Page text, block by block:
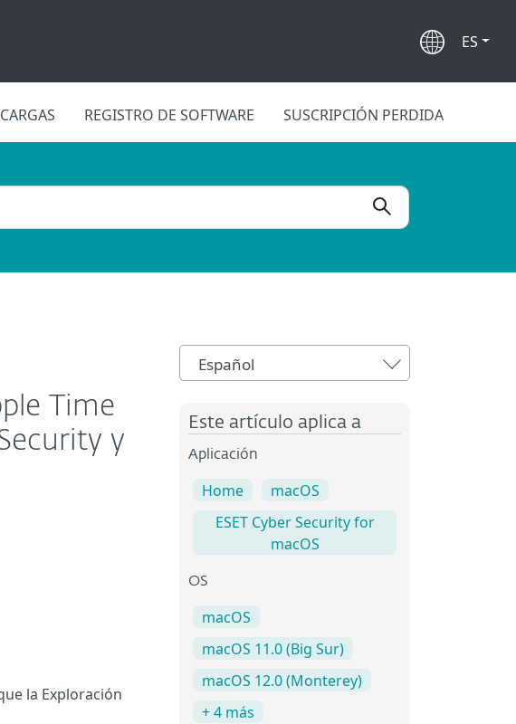
ES
REGISTRO DE SOFTWARE SUSCRIPCIÓN PERDIDA
Time
y
la Exploración
Español
Este artículo aplica a
Aplicación
Home
macOS
ESET Cyber Security for
macOS
OS
macOS
macOS 11.0 (Big Sur)
macOS 12.0 (Monterey)
+ 4 más